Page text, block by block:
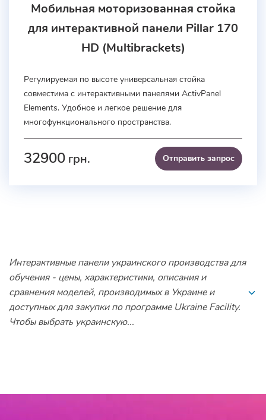
Мобильная моторизованная стойка
для интерактивной панели Pillar 170
HD (Multibrackets)
Регулируемая по высоте универсальная стойка
совместима с интерактивными панелями ActivPanel
Elements. Удобное и легкое решение для
многофункционального пространства.
32900 грн. Отправить запроc
Интерактивные панели украинского производства для
обучения - цены, характеристики, описания и
сравнения моделей, производимых в Украине и
доступных для закупки по программе Ukraine Facility.
Чтобы выбрать украинскую...